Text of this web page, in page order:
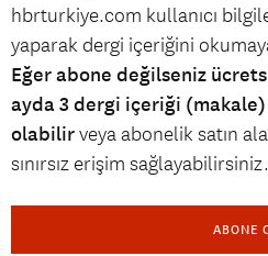
hbrturkiye.com kullanıcı
yaparak dergi içeriğini
Eğer abone değilseniz
ayda 3 dergi içeriği (makale)
olabilirveya abonelik satın
sınırsız erişim sağlayabilirsiniz.
ABONE